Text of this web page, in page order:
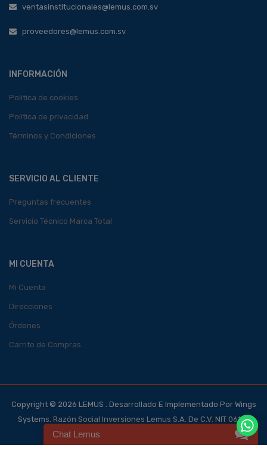
ventasinstitucionales@lemus.com.sv
proveedores@lemus.com.sv
INFORMACIÓN
Política de cookies
Política de privacidad
Términos y Condiciones
SERVICIO AL CLIENTE
Preguntas frecuentes
Servicio Técnico Marca Total
MI CUENTA
Mi Cuenta
Direcciones
Órdenes
Carrito de Compras
Copyright © 2026 LEMUS . Desarrollado E Implementado Por Wings
Systems. Razón Social Inversiones Lemus S.A. De C.V. NIT 0614-
140700-101-4, NRC 123562-0
Chat Lemus